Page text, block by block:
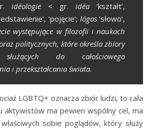
idéologie< gr.idéa ‘kształt’,
‘pojęcie’; lógos‘słowo’,
występujące w filozofii i naukach
politycznych, które określa zbiory
do całościowego
i przekształcania świata.
LGBTQ+ oznacza zbiór ludzi, to cała
aktywistów ma pewien wspólny cel, ma
sobie poglądów, który służy